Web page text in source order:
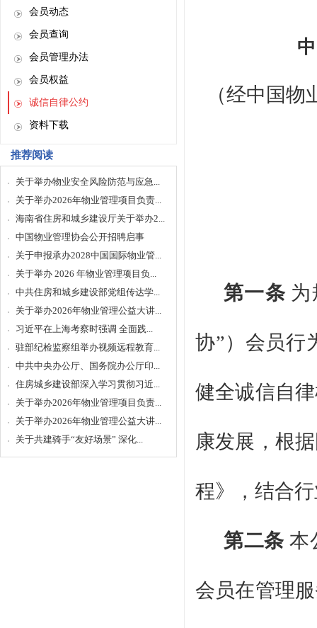
会员动态
会员查询
会员管理办法
会员权益
诚信自律公约
资料下载
推荐阅读
关于举办物业安全风险防范与应急...
关于举办2026年物业管理项目负责...
海南省住房和城乡建设厅关于举办2...
中国物业管理协会公开招聘启事
关于申报承办2028中国国际物业管...
关于举办 2026 年物业管理项目负...
中共住房和城乡建设部党组传达学...
关于举办2026年物业管理公益大讲...
习近平在上海考察时强调 全面践...
驻部纪检监察组举办视频远程教育...
中共中央办公厅、国务院办公厅印...
住房城乡建设部深入学习贯彻习近...
关于举办2026年物业管理项目负责...
关于举办2026年物业管理公益大讲...
关于共建骑手“友好场景” 深化...
（经中国
第一条
协”）会员行
健全诚信自
康发展，根
程》，结合
第二条 本
会员在管理